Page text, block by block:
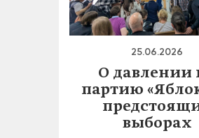
25.06.2026
О давлении
партию
выборах